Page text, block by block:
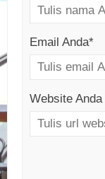
Email Anda*
Website Anda